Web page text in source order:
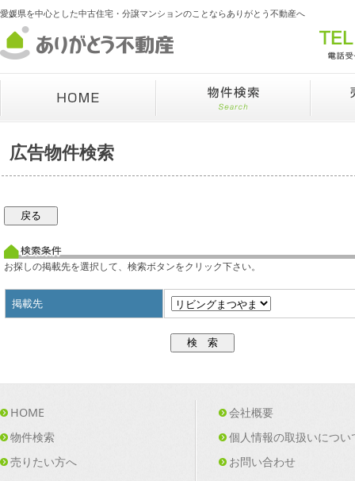
愛媛県を中心とした中古住宅・分譲マンションのことならありがとう不動産へ
広告物件検索
お探しの掲載先を選択して、検索ボタンをクリック下さい。
掲載先
HOME
物件検索
売りたい方へ
会社概要
個人情報の取扱いについ
お問い合わせ